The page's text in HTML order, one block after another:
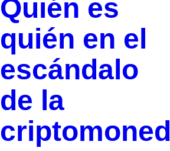
Quién es
quién en el
escándalo
de la